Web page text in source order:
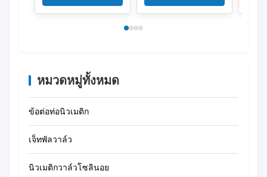
นำร่อง 1"1/4 1"1/2
หมวดหมู่ทั้งหมด
ข้อต่อท่อนิวเมติก
เจ็ทพัลวาล์ว
นิวเมติกวาล์วโซลินอย